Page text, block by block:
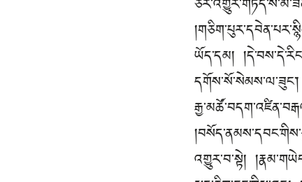
ཡོད་དམ།
འགྱུར་བ་སྟེ།